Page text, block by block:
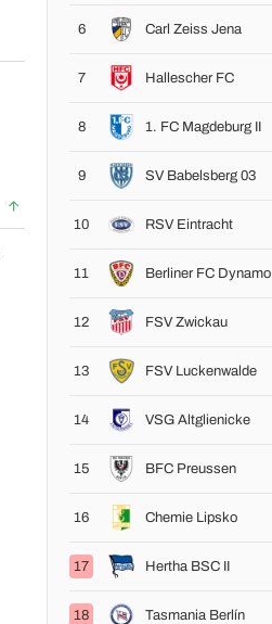
6 Carl Zeiss Jena
7 Hallescher FC
8 1. FC Magdeburg II
9 SV Babelsberg 03
10 RSV Eintracht
11 Berliner FC Dynamo
12 FSV Zwickau
13 FSV Luckenwalde
14 VSG Altglienicke
15 BFC Preussen
16 Chemie Lipsko
17 Hertha BSC II
18 Tasmania Berlín